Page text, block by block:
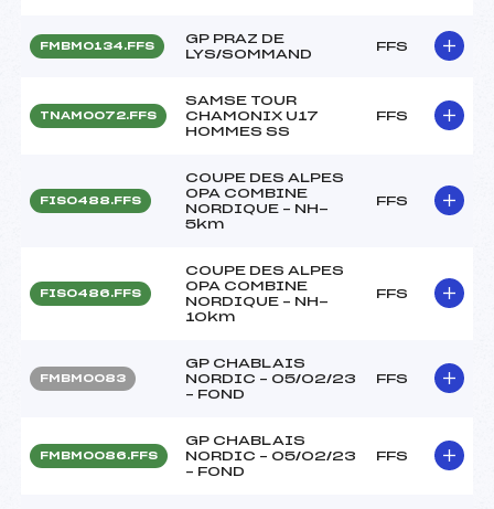
FMBM0134.FFS
GP PRAZ DE
LYS/SOMMAND
FFS
TNAM0072.FFS
SAMSE TOUR
CHAMONIX U17
HOMMES SS
FFS
FIS0488.FFS
COUPE DES ALPES
OPA COMBINE
NORDIQUE – NH-
5km
FFS
FIS0486.FFS
COUPE DES ALPES
OPA COMBINE
NORDIQUE – NH-
10km
FFS
FMBM0083
GP CHABLAIS
NORDIC – 05/02/23
– FOND
FFS
FMBM0086.FFS
GP CHABLAIS
NORDIC – 05/02/23
– FOND
FFS